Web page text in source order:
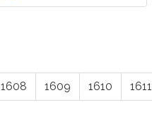
1608 1609 1610 1611